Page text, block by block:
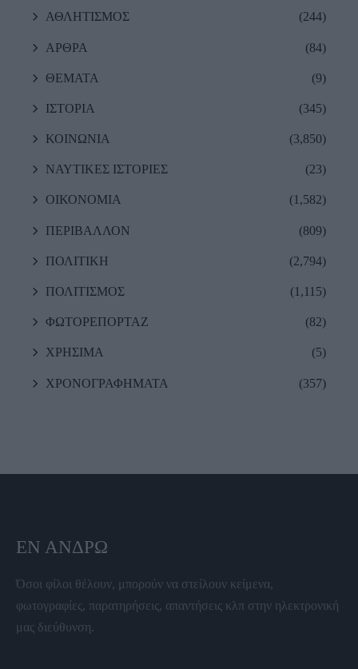
ΑΘΛΗΤΙΣΜΟΣ (244)
ΑΡΘΡΑ (84)
ΘΕΜΑΤΑ (9)
ΙΣΤΟΡΙΑ (345)
ΚΟΙΝΩΝΙΑ (3,850)
ΝΑΥΤΙΚΕΣ ΙΣΤΟΡΙΕΣ (23)
ΟΙΚΟΝΟΜΙΑ (1,582)
ΠΕΡΙΒΑΛΛΟΝ (809)
ΠΟΛΙΤΙΚΗ (2,794)
ΠΟΛΙΤΙΣΜΟΣ (1,115)
ΦΩΤΟΡΕΠΟΡΤΑΖ (82)
ΧΡΗΣΙΜΑ (5)
ΧΡΟΝΟΓΡΑΦΗΜΑΤΑ (357)
ΕΝ ΆΝΔΡΩ
Όσοι φίλοι θέλουν, μπορούν να στείλουν κείμενα,
φωτογραφίες, παρατηρήσεις, απαντήσεις κλπ στην ηλεκτρονική
μας διεύθυνση.